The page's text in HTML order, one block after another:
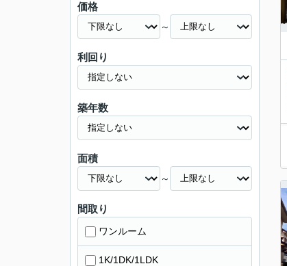
価格
～
利回り
築年数
面積
～
間取り
ワンルーム
1K/1DK/1LDK